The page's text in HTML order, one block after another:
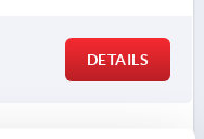
DETAILS